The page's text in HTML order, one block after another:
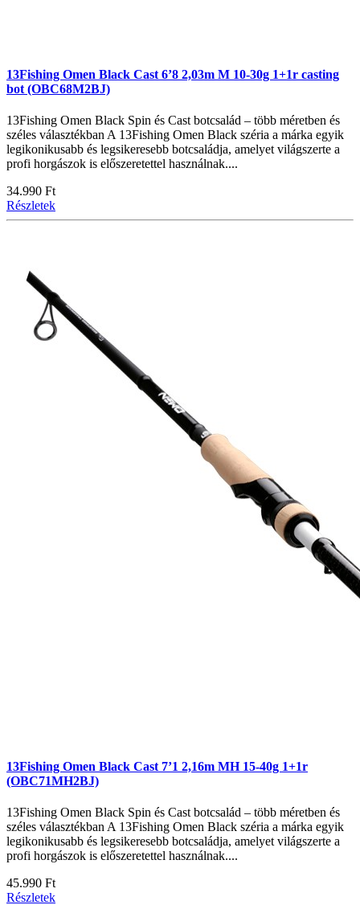
13Fishing Omen Black Cast 6’8 2,03m M 10-30g 1+1r casting
bot (OBC68M2BJ)
13Fishing Omen Black Spin és Cast botcsalád – több méretben és
széles választékban A 13Fishing Omen Black széria a márka egyik
legikonikusabb és legsikeresebb botcsaládja, amelyet világszerte a
profi horgászok is előszeretettel használnak....
34.990 Ft
Részletek
13Fishing Omen Black Cast 7’1 2,16m MH 15-40g 1+1r
(OBC71MH2BJ)
13Fishing Omen Black Spin és Cast botcsalád – több méretben és
széles választékban A 13Fishing Omen Black széria a márka egyik
legikonikusabb és legsikeresebb botcsaládja, amelyet világszerte a
profi horgászok is előszeretettel használnak....
45.990 Ft
Részletek